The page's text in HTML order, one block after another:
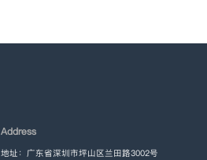
Address
地址：广东省深圳市坪山区兰田路3002号